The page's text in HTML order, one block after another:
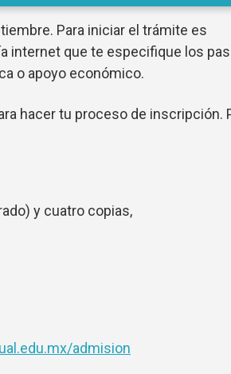
Para iniciar el trámite es
internet que te especifique los
o apoyo económico.
hacer tu proceso de inscripción.
y cuatro copias,
admision